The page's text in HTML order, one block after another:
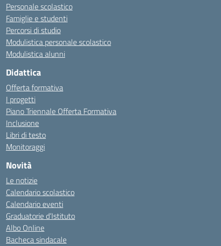
Personale scolastico
Famiglie e studenti
Percorsi di studio
Modulistica personale scolastico
Modulistica alunni
Didattica
Offerta formativa
I progetti
Piano Triennale Offerta Formativa
Inclusione
Libri di testo
Monitoraggi
Novità
Le notizie
Calendario scolastico
Calendario eventi
Graduatorie d’Istituto
Albo Online
Bacheca sindacale